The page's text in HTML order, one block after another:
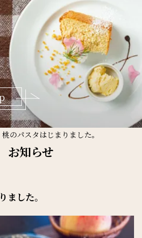
野の自然派イタリアン＆
の美味しい店『ラ・トランピスタ』
桃のパスタはじまりました。
お知らせ
ました。